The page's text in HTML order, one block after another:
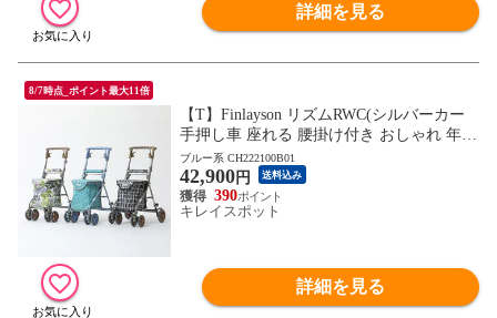
詳細を見る
8/7時点_ポイント最大11倍
【T】Finlayson リズムRWC(シルバーカー
手押し車 座れる 腰掛け付き おしゃれ 年配
おじいちゃん おばあちゃん 移動 お出かけ)
※1枚目の画像は代表イメージのため色・
柄が異なる場合がございます。2枚目以降
の画像でご希望の色・柄をご確認下さい。
ブルー系 CH222100B01
42,900円 送料込み
390
キレイスポット
詳細を見る